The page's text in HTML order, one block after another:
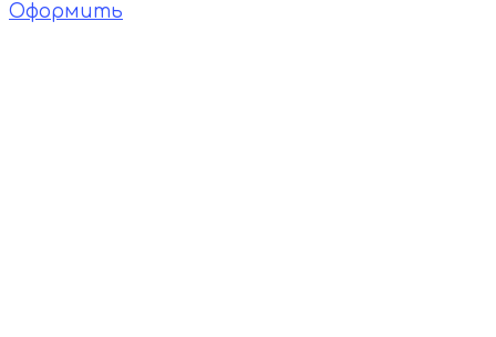
Оформить